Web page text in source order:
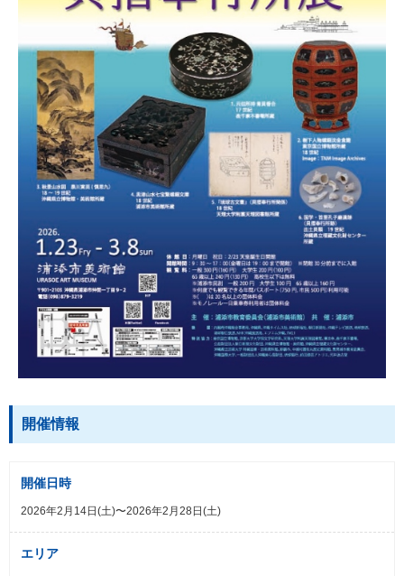
開催情報
開催日時
2026年2月14日(土)〜2026年2月28日(土)
エリア